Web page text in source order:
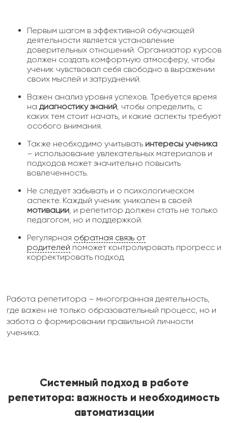
Первым шагом в эффективной обучающей
деятельности является установление
доверительных отношений. Организатор курсов
должен создать комфортную атмосферу, чтобы
ученик чувствовал себя свободно в выражении
своих мыслей и затруднений.
Важен анализ уровня успехов. Требуется время
на диагностику знаний, чтобы определить, с
каких тем стоит начать, и какие аспекты требуют
особого внимания.
Также необходимо учитывать интересы ученика
– использование увлекательных материалов и
подходов может значительно повысить
вовлеченность.
Не следует забывать и о психологическом
аспекте. Каждый ученик уникален в своей
мотивации, и репетитор должен стать не только
педагогом, но и поддержкой.
Регулярная обратная связь от
родителей поможет контролировать прогресс и
корректировать подход.
Работа репетитора – многогранная деятельность,
где важен не только образовательный процесс, но и
забота о формировании правильной личности
ученика.
Системный подход в работе
репетитора: важность и необходимость
автоматизации